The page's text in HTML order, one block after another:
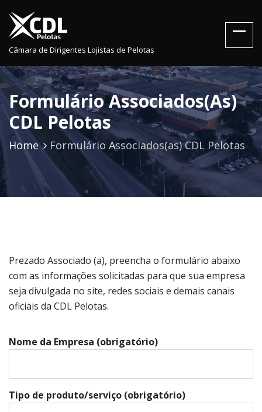
Câmara de Dirigentes Lojistas de Pelotas
Formulário Associados(as)
CDL Pelotas
Home Formulário Associados(as) CDL Pelotas
Prezado Associado (a), preencha o formulário abaixo
com as informações solicitadas para que sua empresa
seja divulgada no site, redes sociais e demais canais
oficiais da CDL Pelotas.
Nome da Empresa (obrigatório)
Tipo de produto/serviço (obrigatório)